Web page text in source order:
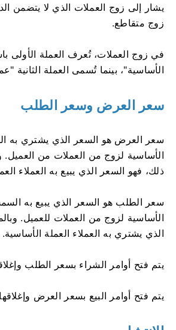
يشار إلى زوج العملات الذي لا يتضمن
زوج متقاطع.
في زوج العملات، تُعرف العملة الأولى
الأساسية"، بينما تُسمى العملة الثانية
سعر العرض وسعر الطلب
سعر العرض هو السعر الذي يشتري به
الأساسية لزوج من العملات من
ذلك، فهو السعر الذي يبيع به العملاء
سعر الطلب هو السعر الذي يبيع به
الأساسية لزوج من العملات للعميل.
الذي يشتري به العملاء العملة الأساسية.
يتم فتح أوامر الشراء بسعر الطلب
يتم فتح أوامر البيع بسعر العرض